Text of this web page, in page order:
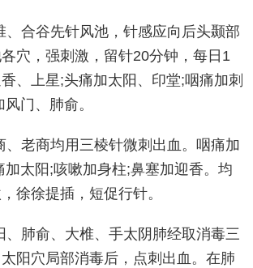
、合谷先针风池，针感应向后头颞部
穴，强刺激，留针20分钟，每日1
、上星;头痛加太阳、印堂;咽痛加刺
门、肺俞。
、老商均用三棱针微刺出血。咽痛加
加太阳;咳嗽加身柱;鼻塞加迎香。均
徐徐提插，短促行针。
、肺俞、大椎、手太阴肺经取消毒三
阳穴局部消毒后，点刺出血。在肺